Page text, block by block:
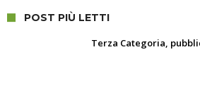
POST PIÙ LETTI
Terza Categoria,